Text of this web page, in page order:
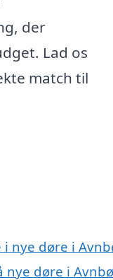
der
Lad os
match til
nye døre i
døre i